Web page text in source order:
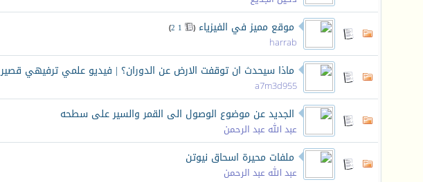
موقع مميز في الفيزياء (
1
2
)
harrab
ماذا سيحدث ان توقفت الارض عن الدوران؟ | فيديو علمي ترفيهي قصير
a7m3d955
الجديد عن موضوع الوصول الى القمر والسير على سطحه
عبد الله عبد الرحمن
ملفات محيرة اسحاق نيوتن
عبد الله عبد الرحمن